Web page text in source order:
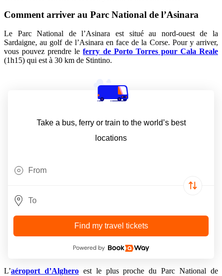
Comment arriver au Parc National de l’Asinara
Le Parc National de l’Asinara est situé au nord-ouest de la
Sardaigne, au golf de l’Asinara en face de la Corse. Pour y arriver,
vous pouvez prendre leferry de Porto Torres pour Cala Reale
(1h15) qui est à 30 km de Stintino.
Take a bus, ferry or train to the world’s best
locations
Find my travel tickets
L’aéroport d’Algheroest le plus proche du Parc National de